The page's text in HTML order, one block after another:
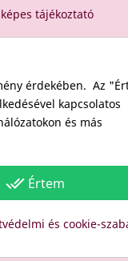
tájékoztató
érdekében. Az
kapcsolatos
és más
done_all Értem
és cookie-